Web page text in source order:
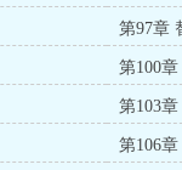
第97章
第100章
第103章
第106章